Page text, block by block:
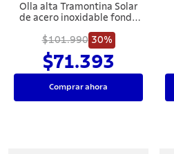
Olla alta Tramontina Solar
de acero inoxidable fondo
4,6 L
$101.990 30%
$71.393
Comprar ahora